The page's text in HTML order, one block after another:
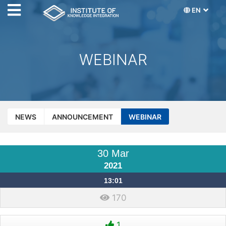
EN
WEBINAR
NEWS ANNOUNCEMENT WEBINAR
30 Mar
2021
13:01
170